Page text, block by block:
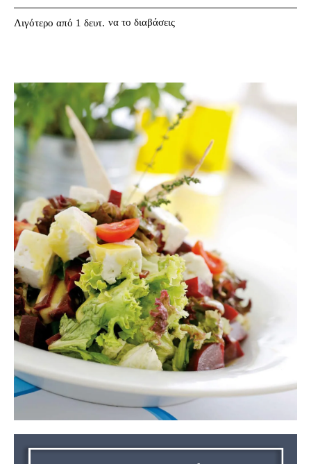
Λιγότερο από 1 δευτ. να το διαβάσεις